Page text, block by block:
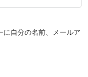
に自分の名前、メールア